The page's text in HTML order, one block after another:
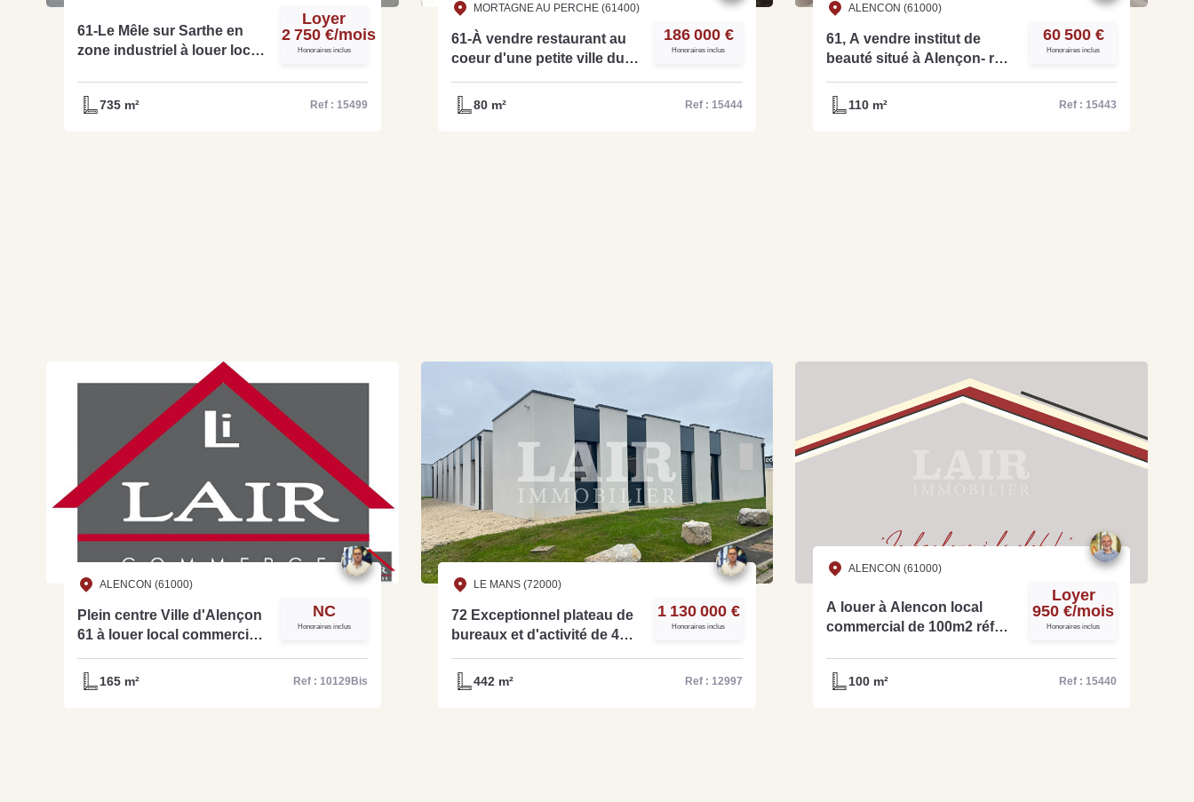
61-Le Mêle sur Sarthe en
zone industriel à louer local
Loyer
2 750 €/mois
Honoraires inclus
735 m² Ref : 15499
MORTAGNE AU PERCHE (61400)
61-À vendre restaurant au
coeur d'une petite ville du
15444
186 000 €
Honoraires inclus
80 m² Ref : 15444
ALENCON (61000)
61, A vendre institut de
beauté situé à Alençon- réf
60 500 €
Honoraires inclus
110 m² Ref : 15443
ALENCON (61000)
Plein centre Ville d'Alençon
61 à louer local commercial
de 165 m2 réf 10129 Bis
7852
NC
Honoraires inclus
165 m² Ref : 10129Bis
LE MANS (72000)
72 Exceptionnel plateau de
bureaux et d'activité de 440
m² à vendre Le Mans nord -
Réf-12997
1 130 000 €
Honoraires inclus
442 m² Ref : 12997
ALENCON (61000)
A louer à Alencon local
commercial de 100m2 réf
Loyer
950 €/mois
Honoraires inclus
100 m² Ref : 15440